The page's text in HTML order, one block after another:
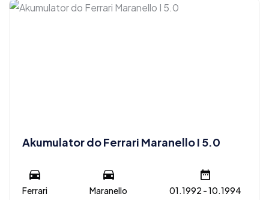
Akumulator do Ferrari Maranello I 5.0
Ferrari Maranello 01.1992 - 10.1994